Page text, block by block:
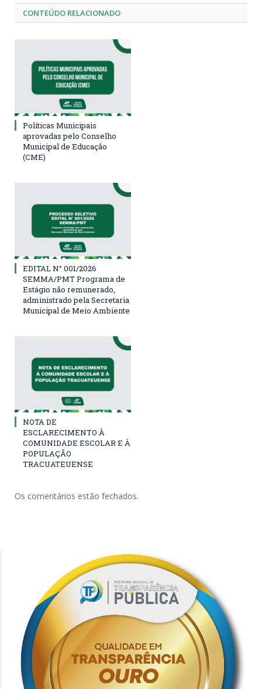
CONTEÚDO RELACIONADO
Políticas Municipais
aprovadas pelo Conselho
Municipal de Educação
(CME)
EDITAL N° 001/2026
SEMMA/PMT Programa de
Estágio não remunerado,
administrado pela Secretaria
Municipal de Meio Ambiente
NOTA DE
ESCLARECIMENTO À
COMUNIDADE ESCOLAR E À
POPULAÇÃO
TRACUATEUENSE
Os comentários estão fechados.